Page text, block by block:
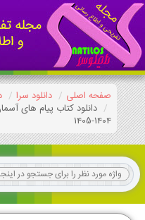
صفحه اصلی دانلود سرا
دانلود کتاب پیام های
1404-1405